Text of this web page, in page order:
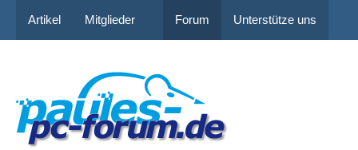
Artikel Mitglieder Forum Unterstütze uns